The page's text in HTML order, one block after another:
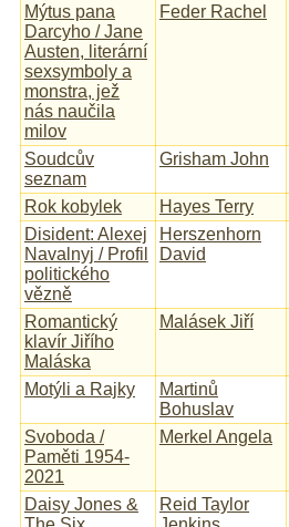
Mýtus pana
Darcyho / Jane
Austen, literární
sexsymboly a
monstra, jež
nás naučila
milov
Feder Rachel
Soudcův
seznam
Grisham John
Rok kobylek Hayes Terry
Disident: Alexej
Navalnyj / Profil
politického
vězně
Herszenhorn
David
Romantický
klavír Jiřího
Maláska
Malásek Jiří
Motýli a Rajky
Martinů
Bohuslav
Svoboda /
Paměti 1954-
2021
Merkel Angela
Daisy Jones &
Reid Taylor